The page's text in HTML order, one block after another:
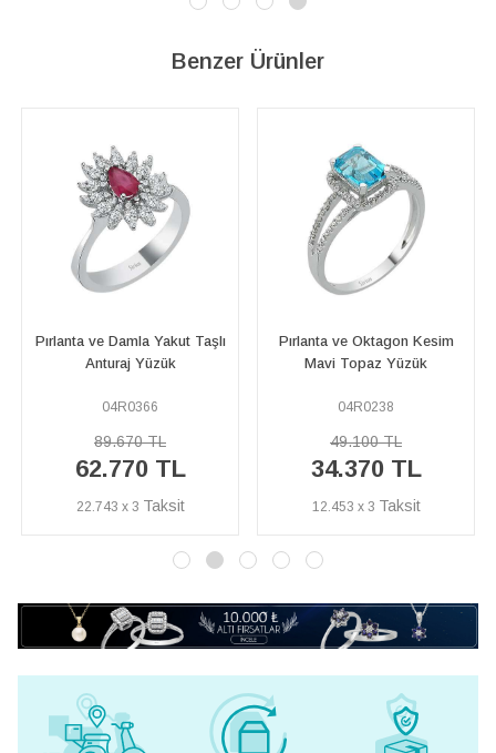
Benzer Ürünler
Pırlanta ve Oktagon Kesim
Mavi Topaz Yüzük
04R0238
49.100 TL
34.370 TL
12.453 x 3
Safir ve Pırlanta Taşlı
Papatya Yüzük
01R0030
%40
İNDİRİM
18.350 TL
11.010 TL
3.989 x 3